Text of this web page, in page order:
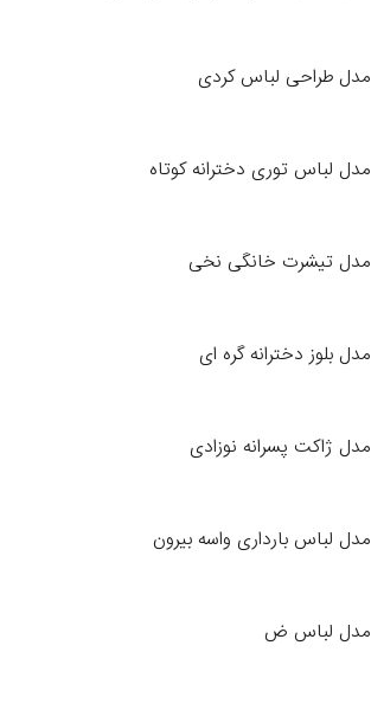
مدل طراحی لباس کردی
مدل لباس توری دخترانه کوتاه
مدل تیشرت خانگی نخی
مدل بلوز دخترانه گره ای
مدل ژاکت پسرانه نوزادی
مدل لباس بارداری واسه بیرون
مدل لباس ض